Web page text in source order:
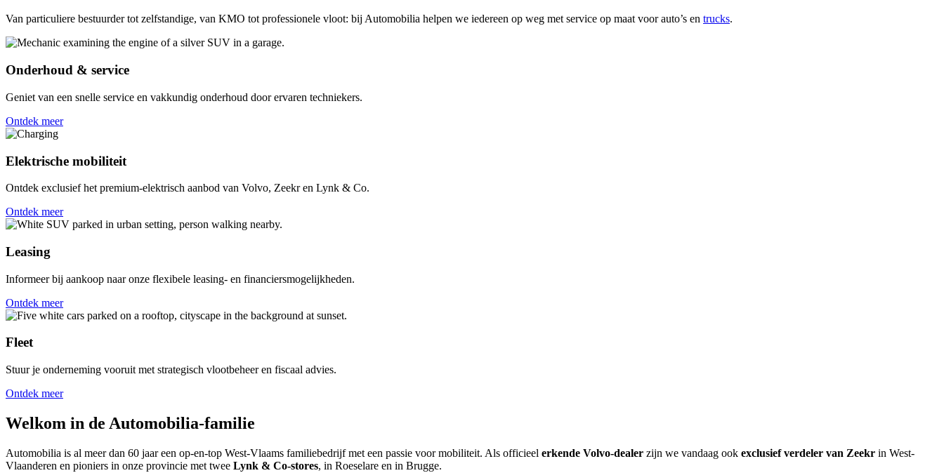
Van particuliere bestuurder tot zelfstandige, van KMO tot professionele vloot: bij Automobilia helpen we iedereen op weg met service op maat voor auto’s en trucks.
Onderhoud & service
Geniet van een snelle service en vakkundig onderhoud door ervaren techniekers.
Ontdek meer
Elektrische mobiliteit
Ontdek exclusief het premium-elektrisch aanbod van Volvo, Zeekr en Lynk & Co.
Ontdek meer
Leasing
Informeer bij aankoop naar onze flexibele leasing- en financiersmogelijkheden.
Ontdek meer
Fleet
Stuur je onderneming vooruit met strategisch vlootbeheer en fiscaal advies.
Ontdek meer
Welkom in de Automobilia-familie
Automobilia is al meer dan 60 jaar een op-en-top West-Vlaams familiebedrijf met een passie voor mobiliteit. Als officieel erkende Volvo-dealer zijn we vandaag ook exclusief verdeler van Zeekr in West-
Vlaanderen en pioniers in onze provincie met twee Lynk & Co-stores, in Roeselare en in Brugge.